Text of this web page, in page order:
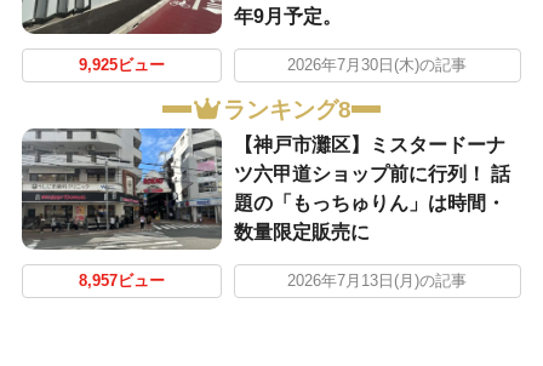
年9月予定。
9,925ビュー 2026年7月30日(木)の記事
ランキング8
【神戸市灘区】ミスタードーナ
ツ六甲道ショップ前に行列！ 話
題の「もっちゅりん」は時間・
数量限定販売に
8,957ビュー 2026年7月13日(月)の記事